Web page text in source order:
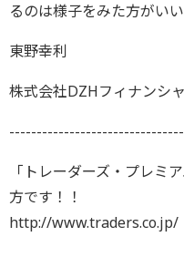
るのは様子をみた方がい
東野幸利
株式会社DZHフィナンシ
--------------------------------
「トレーダーズ・プレミ
方です！！
http://www.traders.co.jp/